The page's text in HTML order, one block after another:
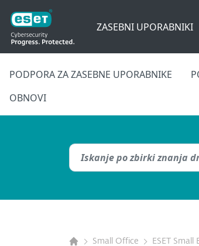
ZASEBNI UPORABNIKI
PODPORA ZA ZASEBNE UPORABNIKE
OBNOVI
Small Office ESET Small